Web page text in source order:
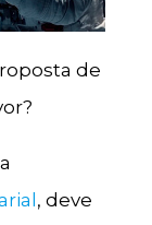
de
, deve